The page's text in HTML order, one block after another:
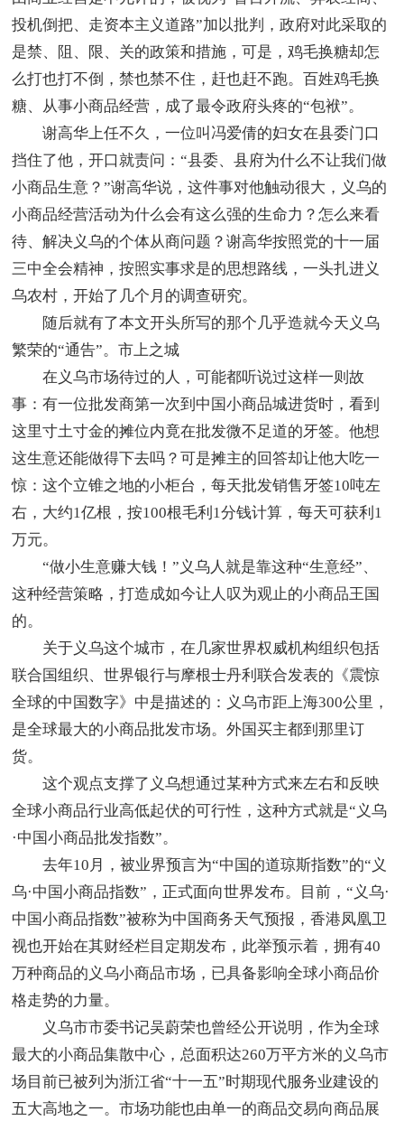
投机倒把、走资本主义道路”加以批判，政府对此采取的
是禁、阻、限、关的政策和措施，可是，鸡毛换糖却怎
么打也打不倒，禁也禁不住，赶也赶不跑。百姓鸡毛换
糖、从事小商品经营，成了最令政府头疼的“包袱”。
谢高华上任不久，一位叫冯爱倩的妇女在县委门口
挡住了他，开口就责问：“县委、县府为什么不让我们做
小商品生意？”谢高华说，这件事对他触动很大，义乌的
小商品经营活动为什么会有这么强的生命力？怎么来看
待、解决义乌的个体从商问题？谢高华按照党的十一届
三中全会精神，按照实事求是的思想路线，一头扎进义
乌农村，开始了几个月的调查研究。
随后就有了本文开头所写的那个几乎造就今天义乌
繁荣的“通告”。市上之城
在义乌市场待过的人，可能都听说过这样一则故
事：有一位批发商第一次到中国小商品城进货时，看到
这里寸土寸金的摊位内竟在批发微不足道的牙签。他想
这生意还能做得下去吗？可是摊主的回答却让他大吃一
惊：这个立锥之地的小柜台，每天批发销售牙签10吨左
右，大约1亿根，按100根毛利1分钱计算，每天可获利1
万元。
“做小生意赚大钱！”义乌人就是靠这种“生意经”、
这种经营策略，打造成如今让人叹为观止的小商品王国
的。
关于义乌这个城市，在几家世界权威机构组织包括
联合国组织、世界银行与摩根士丹利联合发表的《震惊
全球的中国数字》中是描述的：义乌市距上海300公里，
是全球最大的小商品批发市场。外国买主都到那里订
货。
这个观点支撑了义乌想通过某种方式来左右和反映
全球小商品行业高低起伏的可行性，这种方式就是“义乌
·中国小商品批发指数”。
去年10月，被业界预言为“中国的道琼斯指数”的“义
乌·中国小商品指数”，正式面向世界发布。目前，“义乌·
中国小商品指数”被称为中国商务天气预报，香港凤凰卫
视也开始在其财经栏目定期发布，此举预示着，拥有40
万种商品的义乌小商品市场，已具备影响全球小商品价
格走势的力量。
义乌市市委书记吴蔚荣也曾经公开说明，作为全球
最大的小商品集散中心，总面积达260万平方米的义乌市
场目前已被列为浙江省“十一五”时期现代服务业建设的
五大高地之一。市场功能也由单一的商品交易向商品展